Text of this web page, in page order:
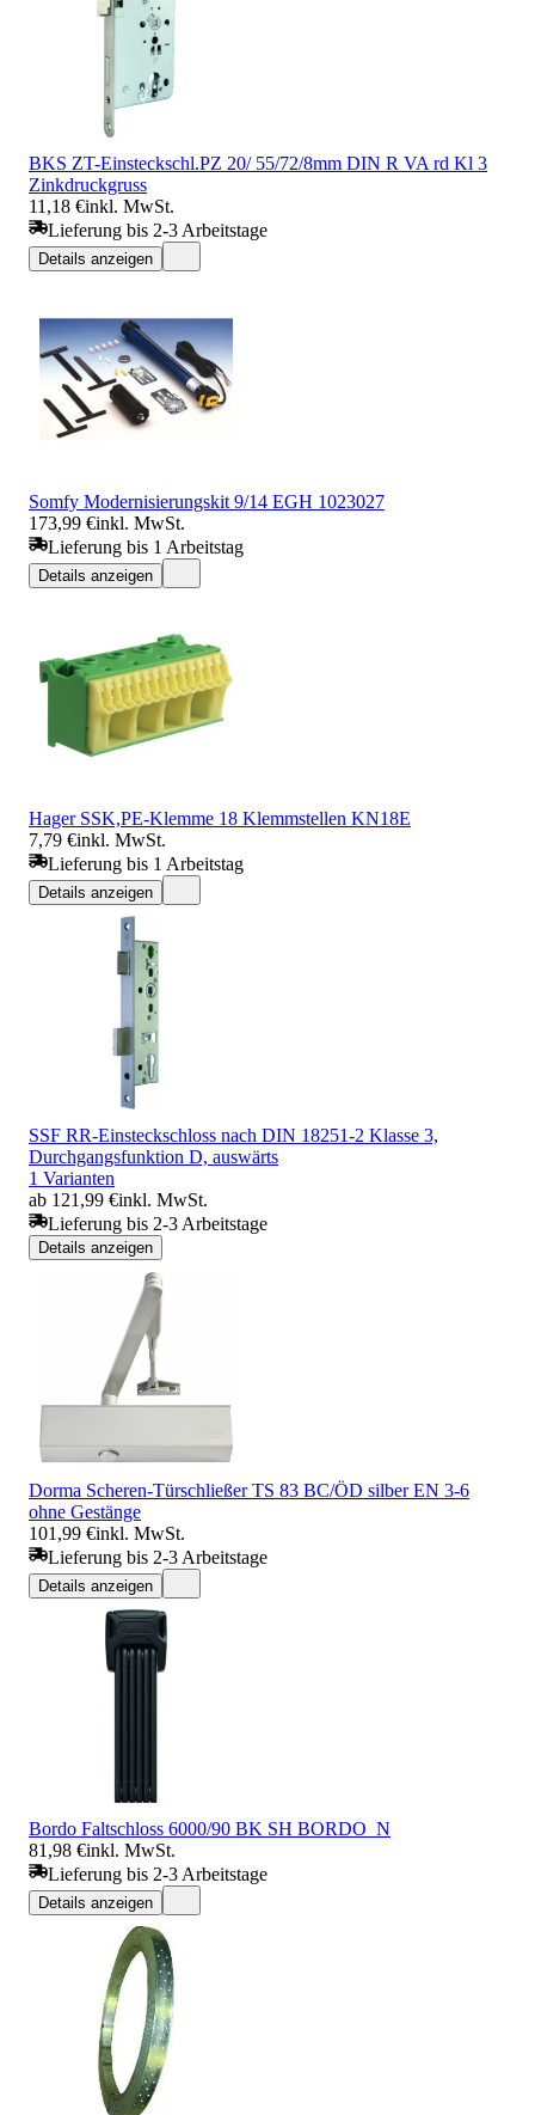
BKS ZT-Einsteckschl.PZ 20/ 55/72/8mm DIN R VA rd Kl 3
Zinkdruckgruss
11,18 €inkl. MwSt.
Lieferung bis 2-3 Arbeitstage
Details anzeigen
Somfy Modernisierungskit 9/14 EGH 1023027
173,99 €inkl. MwSt.
Lieferung bis 1 Arbeitstag
Details anzeigen
Hager SSK,PE-Klemme 18 Klemmstellen KN18E
7,79 €inkl. MwSt.
Lieferung bis 1 Arbeitstag
Details anzeigen
SSF RR-Einsteckschloss nach DIN 18251-2 Klasse 3,
Durchgangsfunktion D, auswärts
1 Varianten
ab 121,99 €inkl. MwSt.
Lieferung bis 2-3 Arbeitstage
Details anzeigen
Dorma Scheren-Türschließer TS 83 BC/ÖD silber EN 3-6
ohne Gestänge
101,99 €inkl. MwSt.
Lieferung bis 2-3 Arbeitstage
Details anzeigen
Bordo Faltschloss 6000/90 BK SH BORDO_N
81,98 €inkl. MwSt.
Lieferung bis 2-3 Arbeitstage
Details anzeigen